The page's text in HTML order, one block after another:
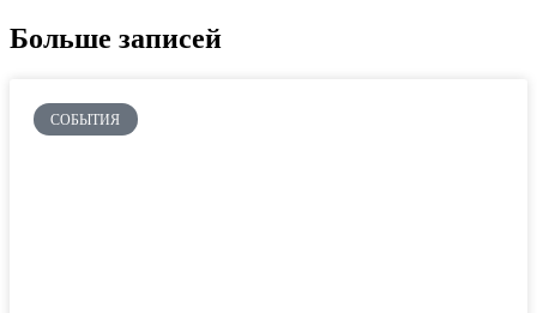
Больше записей
СОБЫТИЯ